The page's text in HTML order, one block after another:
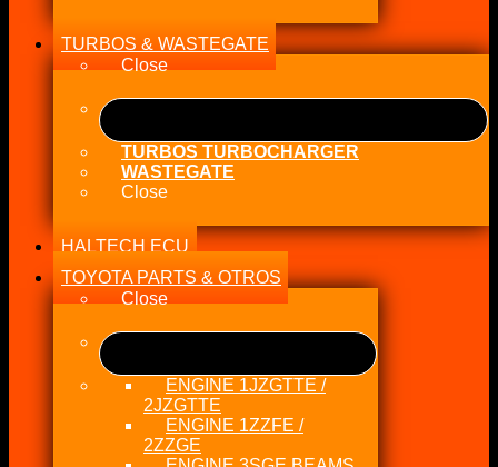
TURBOS & WASTEGATE
Close
TURBOS TURBOCHARGER
WASTEGATE
Close
HALTECH ECU
TOYOTA PARTS & OTROS
Close
ENGINE 1JZGTTE /
2JZGTTE
ENGINE 1ZZFE /
2ZZGE